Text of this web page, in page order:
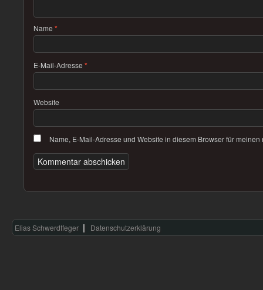
Name *
E-Mail-Adresse *
Website
Name, E-Mail-Adresse und Website in diesem Browser für
Elias Schwerdtfeger Datenschutzerklärung